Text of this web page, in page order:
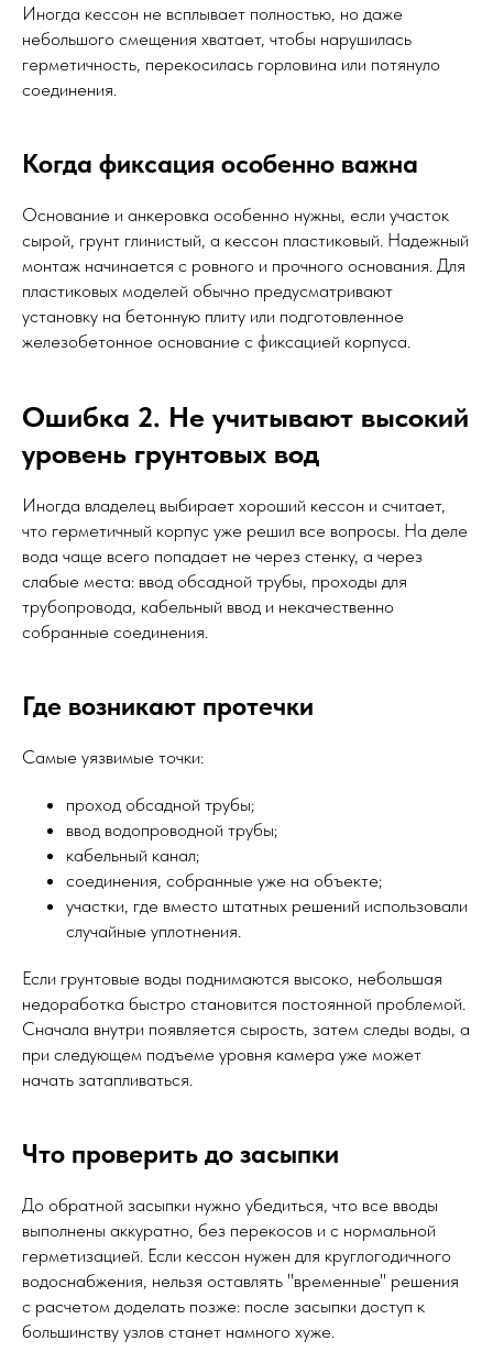
Иногда кессон не всплывает полностью, но даже
небольшого смещения хватает, чтобы нарушилась
герметичность, перекосилась горловина или потянуло
соединения.
Когда фиксация особенно важна
Основание и анкеровка особенно нужны, если участок
сырой, грунт глинистый, а кессон пластиковый. Надежный
монтаж начинается с ровного и прочного основания. Для
пластиковых моделей обычно предусматривают
установку на бетонную плиту или подготовленное
железобетонное основание с фиксацией корпуса.
Ошибка 2. Не учитывают высокий
уровень грунтовых вод
Иногда владелец выбирает хороший кессон и считает,
что герметичный корпус уже решил все вопросы. На деле
вода чаще всего попадает не через стенку, а через
слабые места: ввод обсадной трубы, проходы для
трубопровода, кабельный ввод и некачественно
собранные соединения.
Где возникают протечки
Самые уязвимые точки:
проход обсадной трубы;
ввод водопроводной трубы;
кабельный канал;
соединения, собранные уже на объекте;
участки, где вместо штатных решений использовали
случайные уплотнения.
Если грунтовые воды поднимаются высоко, небольшая
недоработка быстро становится постоянной проблемой.
Сначала внутри появляется сырость, затем следы воды, а
при следующем подъеме уровня камера уже может
начать затапливаться.
Что проверить до засыпки
До обратной засыпки нужно убедиться, что все вводы
выполнены аккуратно, без перекосов и с нормальной
герметизацией. Если кессон нужен для круглогодичного
водоснабжения, нельзя оставлять "временные" решения
с расчетом доделать позже: после засыпки доступ к
большинству узлов станет намного хуже.